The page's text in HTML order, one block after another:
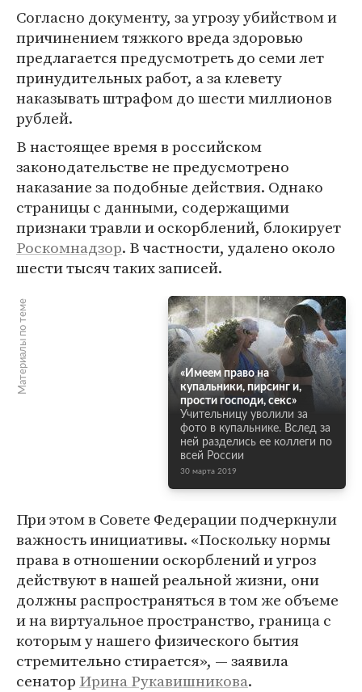
Согласно документу, за угрозу убийством и
причинением тяжкого вреда здоровью
предлагается предусмотреть до семи лет
принудительных работ, а за клевету
наказывать штрафом до шести миллионов
рублей.
В настоящее время в российском
законодательстве не предусмотрено
наказание за подобные действия. Однако
страницы с данными, содержащими
признаки травли и оскорблений, блокирует
Роскомнадзор. В частности, удалено около
шести тысяч таких записей.
Материалы по теме
«Имеем право на
купальники, пирсинг и,
прости господи, секс»
Учительницу уволили за
фото в купальнике. Вслед за
ней разделись ее коллеги по
всей России
30 марта 2019
При этом в Совете Федерации подчеркнули
важность инициативы. «Поскольку нормы
права в отношении оскорблений и угроз
действуют в нашей реальной жизни, они
должны распространяться в том же объеме
и на виртуальное пространство, граница с
которым у нашего физического бытия
стремительно стирается», — заявила
сенатор Ирина Рукавишникова.